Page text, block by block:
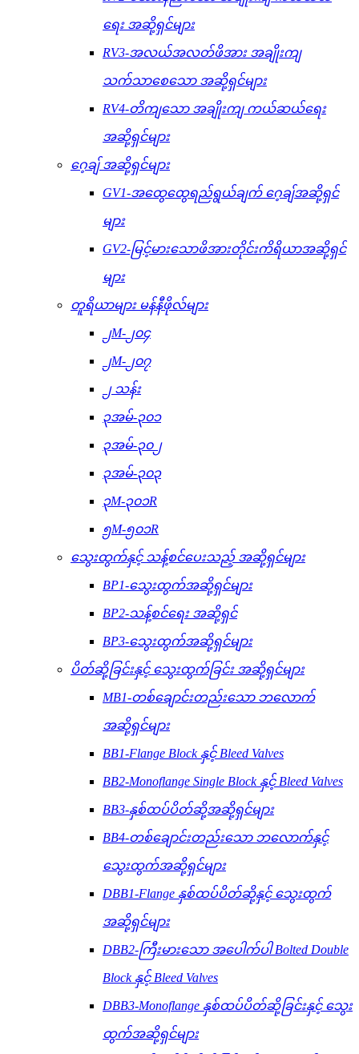
ရေး အဆို့ရှင်များ
RV3-အလယ်အလတ်ဖိအား အချိုးကျ
သက်သာစေသော အဆို့ရှင်များ
RV4-တိကျသော အချိုးကျ ကယ်ဆယ်ရေး
အဆို့ရှင်များ
ဂေ့ချ် အဆို့ရှင်များ
GV1-အထွေထွေရည်ရွယ်ချက် ဂေ့ချ်အဆို့ရှင်
များ
GV2-မြင့်မားသောဖိအားတိုင်းကိရိယာအဆို့ရှင်
များ
တူရိယာများ မန်နီဖိုလ်များ
၂M-၂၀၄
၂M-၂၀၇
၂ သန်း
၃အမ်-၃၀၁
၃အမ်-၃၀၂
၃အမ်-၃၀၃
၃M-၃၀၁R
၅M-၅၀၁R
သွေးထွက်နှင့် သန့်စင်ပေးသည့် အဆို့ရှင်များ
BP1-သွေးထွက်အဆို့ရှင်များ
BP2-သန့်စင်ရေး အဆို့ရှင်
BP3-သွေးထွက်အဆို့ရှင်များ
ပိတ်ဆို့ခြင်းနှင့် သွေးထွက်ခြင်း အဆို့ရှင်များ
MB1-တစ်ချောင်းတည်းသော ဘလောက်
အဆို့ရှင်များ
BB1-Flange Block နှင့် Bleed Valves
BB2-Monoflange Single Block နှင့် Bleed Valves
BB3-နှစ်ထပ်ပိတ်ဆို့အဆို့ရှင်များ
BB4-တစ်ချောင်းတည်းသော ဘလောက်နှင့်
သွေးထွက်အဆို့ရှင်များ
DBB1-Flange နှစ်ထပ်ပိတ်ဆို့နှင့် သွေးထွက်
အဆို့ရှင်များ
DBB2-ကြီးမားသော အပေါက်ပါ Bolted Double
Block နှင့် Bleed Valves
DBB3-Monoflange နှစ်ထပ်ပိတ်ဆို့ခြင်းနှင့် သွေး
ထွက်အဆို့ရှင်များ